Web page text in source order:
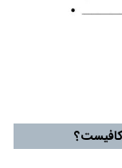
کافیست؟